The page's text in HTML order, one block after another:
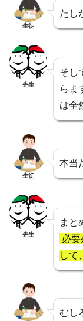
生徒
たし
先生
そし
らま
は全
生徒
本当
先生
まと
必要
して
むし